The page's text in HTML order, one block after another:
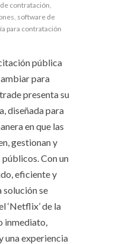
contratación,
, software de
para contratación
pública
para
presenta su
diseñada para
en que las
gestionan y
Con un
eficiente y
solución se
‘Netflix’ de la
inmediato,
una experiencia